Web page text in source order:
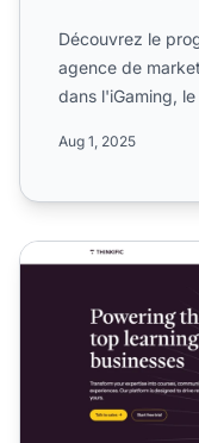
Découvrez le
agence de
dans l'iGaming,
Aug 1, 2025
Programme